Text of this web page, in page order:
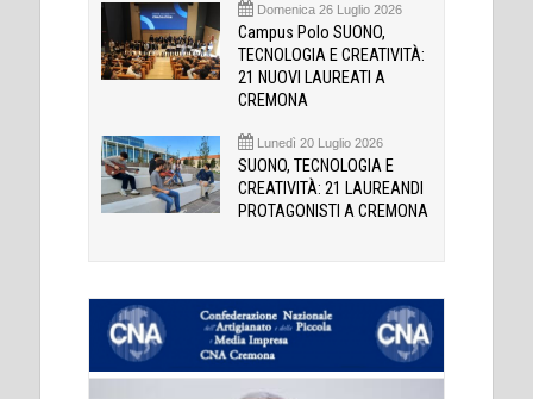
Domenica 26 Luglio 2026
Campus Polo SUONO,
TECNOLOGIA E CREATIVITÀ:
21 NUOVI LAUREATI A
CREMONA
Lunedì 20 Luglio 2026
SUONO, TECNOLOGIA E
CREATIVITÀ: 21 LAUREANDI
PROTAGONISTI A CREMONA